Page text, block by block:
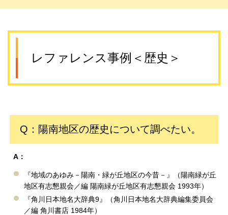
レファレンス事例＜歴史＞
Q：陽南地区の歴史について調べたい。
A：
『地域のあゆみ－陽南・緑が丘地区の今昔－』（陽南緑が丘
地区有志懇親会／編 陽南緑が丘地区有志懇親会 1993年）
『角川日本地名大辞典9』（角川日本地名大辞典編集委員会
／編 角川書店 1984年）